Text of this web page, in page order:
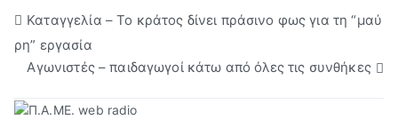
Πλοήγηση
άρθρων
Καταγγελία – Το κράτος δίνει πράσινο φως για τη “μαύ
ρη” εργασία
Αγωνιστές – παιδαγωγοί κάτω από όλες τις συνθήκες